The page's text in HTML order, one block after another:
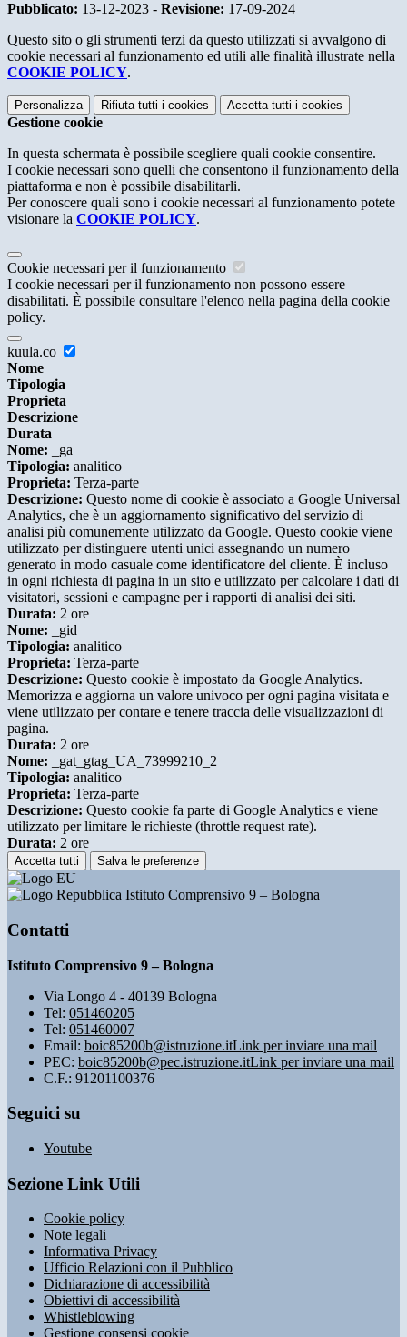
Pubblicato: 13-12-2023 - Revisione: 17-09-2024
Questo sito o gli strumenti terzi da questo utilizzati si avvalgono di
cookie necessari al funzionamento ed utili alle finalità illustrate nella
COOKIE POLICY.
Personalizza Rifiuta tutti i cookies Accetta tutti i cookies
Gestione cookie
In questa schermata è possibile scegliere quali cookie consentire.
I cookie necessari sono quelli che consentono il funzionamento della
piattaforma e non è possibile disabilitarli.
Per conoscere quali sono i cookie necessari al funzionamento potete
visionare la COOKIE POLICY.
Cookie necessari per il funzionamento
I cookie necessari per il funzionamento non possono essere
disabilitati. È possibile consultare l'elenco nella pagina della cookie
policy.
kuula.co
Nome
Tipologia
Proprieta
Descrizione
Durata
Nome: _ga
Tipologia: analitico
Proprieta: Terza-parte
Descrizione: Questo nome di cookie è associato a Google Universal
Analytics, che è un aggiornamento significativo del servizio di
analisi più comunemente utilizzato da Google. Questo cookie viene
utilizzato per distinguere utenti unici assegnando un numero
generato in modo casuale come identificatore del cliente. È incluso
in ogni richiesta di pagina in un sito e utilizzato per calcolare i dati di
visitatori, sessioni e campagne per i rapporti di analisi dei siti.
Durata: 2 ore
Nome: _gid
Tipologia: analitico
Proprieta: Terza-parte
Descrizione: Questo cookie è impostato da Google Analytics.
Memorizza e aggiorna un valore univoco per ogni pagina visitata e
viene utilizzato per contare e tenere traccia delle visualizzazioni di
pagina.
Durata: 2 ore
Nome: _gat_gtag_UA_73999210_2
Tipologia: analitico
Proprieta: Terza-parte
Descrizione: Questo cookie fa parte di Google Analytics e viene
utilizzato per limitare le richieste (throttle request rate).
Durata: 2 ore
Accetta tutti Salva le preferenze
Istituto Comprensivo 9 – Bologna
Contatti
Istituto Comprensivo 9 – Bologna
Via Longo 4 - 40139 Bologna
Tel: 051460205
Tel: 051460007
Email: boic85200b@istruzione.itLink per inviare una mail
PEC: boic85200b@pec.istruzione.itLink per inviare una mail
C.F.: 91201100376
Seguici su
Youtube
Sezione Link Utili
Cookie policy
Note legali
Informativa Privacy
Ufficio Relazioni con il Pubblico
Dichiarazione di accessibilità
Obiettivi di accessibilità
Whistleblowing
Gestione consensi cookie